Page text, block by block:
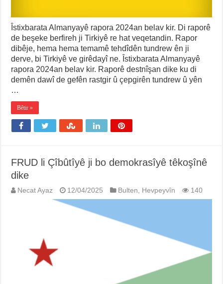
Îstixbarata Almanyayê rapora 2024an belav kir. Di raporê
de beşeke berfireh ji Tirkiyê re hat veqetandin. Rapor
dibêje, hema hema temamê tehdîdên tundrew ên ji
derve, bi Tirkiyê ve girêdayî ne. Îstixbarata Almanyayê
rapora 2024an belav kir. Raporê destnîşan dike ku di
demên dawî de gefên rastgir û çepgirên tundrew û yên
…
Bêtir »
FRUD li Çîbûtîyê ji bo demokrasîyê têkoşînê
dike
Necat Ayaz 12/04/2025 Bulten Hevpeyvîn 140